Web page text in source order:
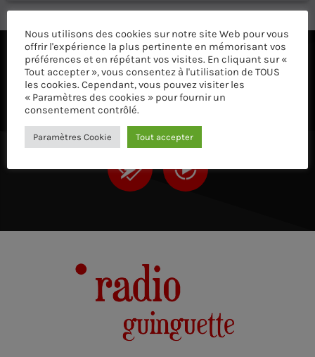
ÉCOUTEZ AVEC VOTRE APP ET SUR LE
Nous utilisons des cookies sur notre site Web pour vous
offrir l'expérience la plus pertinente en mémorisant vos
préférences et en répétant vos visites. En cliquant sur «
Tout accepter », vous consentez à l'utilisation de TOUS
les cookies. Cependant, vous pouvez visiter les
« Paramètres des cookies » pour fournir un
consentement contrôlé.
Paramètres Cookie Tout accepter